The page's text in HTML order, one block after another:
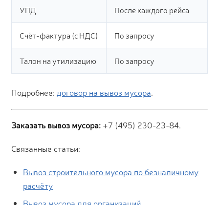
УПД После каждого рейса
Счёт-фактура (с НДС) По запросу
Талон на утилизацию По запросу
Подробнее: договор на вывоз мусора.
Заказать вывоз мусора: +7 (495) 230-23-84.
Связанные статьи:
Вывоз строительного мусора по безналичному
расчёту